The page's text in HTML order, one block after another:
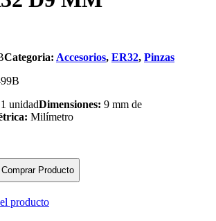
Categoria: Accesorios, ER32, Pinzas
1 unidadDimensiones: 9 mm de
Milímetro
Comprar Producto
producto